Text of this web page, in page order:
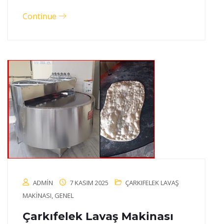
Continue
ADMIN 7 KASIM 2025
ÇARKIFELEK LAVAŞ
MAKINASI, GENEL
Çarkıfelek Lavaş Makinası